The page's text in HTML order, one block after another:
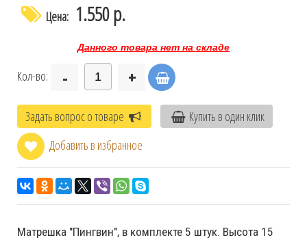
Цена: 1.550 р.
Данного товара нет на складе
Кол-во: - +
Задать вопрос о товаре
Купить в один клик
Добавить в избранное
Матрешка "Пингвин", в комплекте 5 штук. Высота 15